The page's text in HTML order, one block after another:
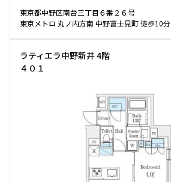
東京都中野区南台三丁目６番２６号
東京メトロ 丸ノ内方南 中野富士見町 徒歩10分
ラティエラ中野新井 4階
４０１